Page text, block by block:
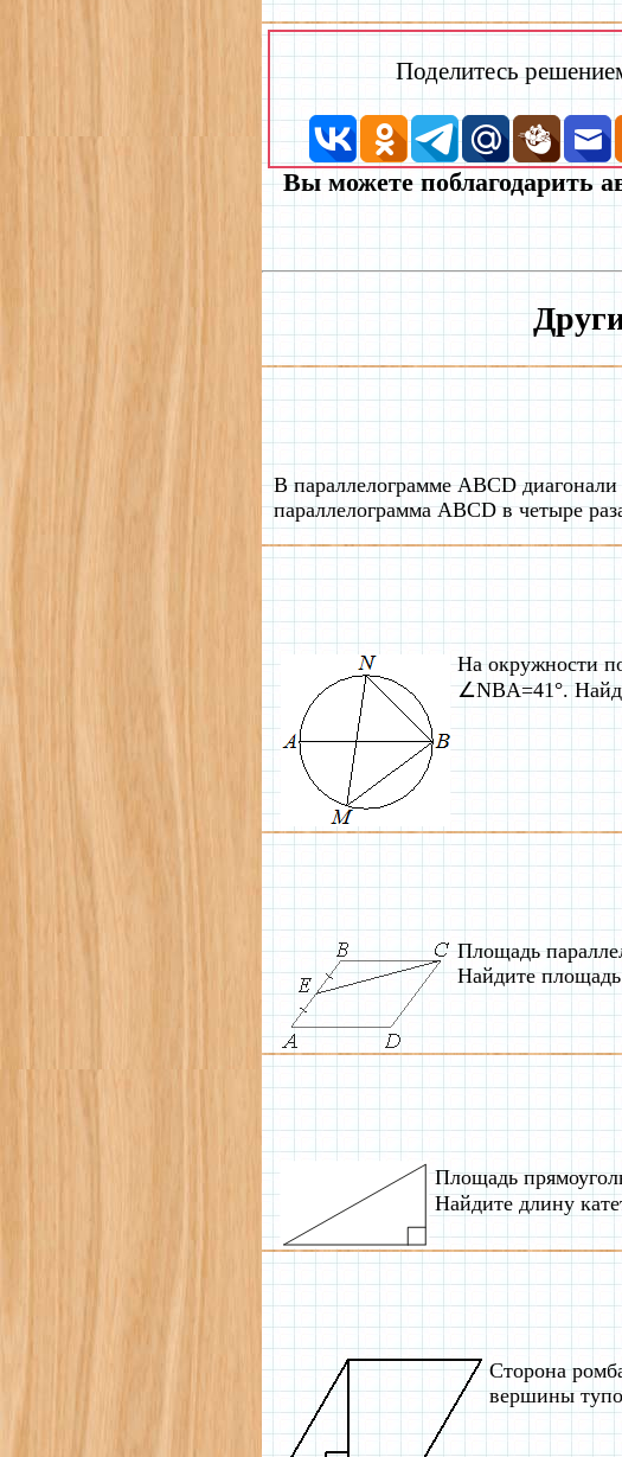
Поделитесь
Вы можете поблагодарить
В параллелограмме ABCD
параллелограмма ABCD в четыре
На окружности
∠NBA=41°.
Площадь
Найдите
Площадь
Найдите длину
Сторона
вершины